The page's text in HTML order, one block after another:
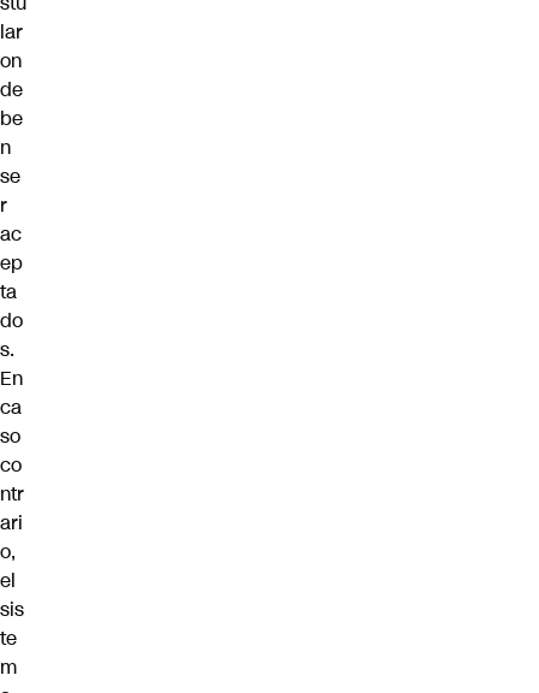
lar
on
de
be
n
se
r
ac
ep
ta
do
s.
En
ca
so
co
ntr
ari
o,
el
sis
te
m